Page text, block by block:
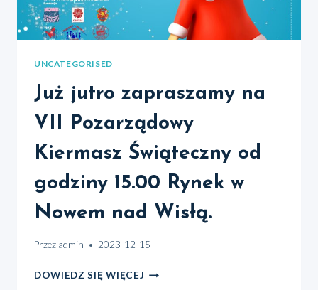
UNCATEGORISED
Już jutro zapraszamy na
VII Pozarządowy
Kiermasz Świąteczny od
godziny 15.00 Rynek w
Nowem nad Wisłą.
Przez admin 2023-12-15
DOWIEDZ SIĘ WIĘCEJ JUŻ